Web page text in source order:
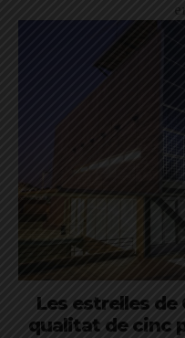
Les estrelles
qualitat de cinc